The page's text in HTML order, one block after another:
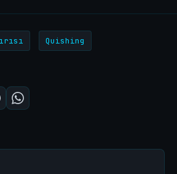
Quishing